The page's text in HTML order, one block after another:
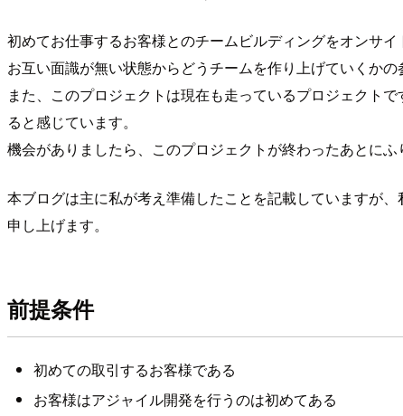
初めてお仕事するお客様とのチームビルディングをオンサイ
お互い面識が無い状態からどうチームを作り上げていくかの
また、このプロジェクトは現在も走っているプロジェクト
ると感じています。
機会がありましたら、このプロジェクトが終わったあとにふ
本ブログは主に私が考え準備したことを記載していますが
申し上げます。
前提条件
初めての取引するお客様である
お客様はアジャイル開発を行うのは初めてある